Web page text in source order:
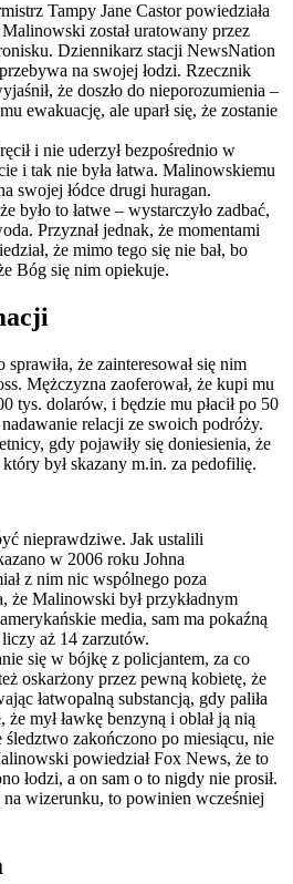
Tampy Jane Castor powiedziała
został uratowany przez
Dziennikarz stacji NewsNation
na swojej łodzi. Rzecznik
że doszło do nieporozumienia –
ewakuację, ale uparł się, że zostanie
i nie uderzył bezpośrednio w
i tak nie była łatwa. Malinowskiemu
swojej łódce drugi huragan.
było to łatwe – wystarczyło zadbać,
Przyznał jednak, że momentami
że mimo tego się nie bał, bo
Bóg się nim opiekuje.
że zainteresował się nim
Mężczyzna zaoferował, że kupi mu
tys. dolarów, i będzie mu płacił po 50
relacji ze swoich podróży.
gdy pojawiły się doniesienia, że
był skazany m.in. za pedofilię.
nieprawdziwe. Jak ustalili
w 2006 roku Johna
z nim nic wspólnego poza
że Malinowski był przykładnym
media, sam ma pokaźną
aż 14 zarzutów.
się w bójkę z policjantem, za co
oskarżony przez pewną kobietę, że
łatwopalną substancją, gdy paliła
mył ławkę benzyną i oblał ją nią
zakończono po miesiącu, nie
powiedział Fox News, że to
łodzi, a on sam o to nigdy nie prosił.
na wizerunku, to powinien wcześniej